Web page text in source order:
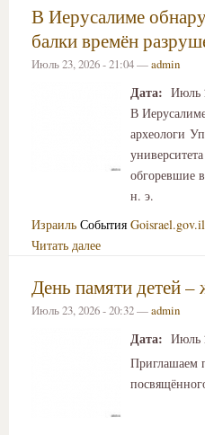
В Иерусалиме
балки времён
Июль 23, 2026 - 21:04 —admin
Дата: Июль
В
археологи
обгоревшие
н. э.
Израиль События Goisrael.gov.il
Читать далее
День памяти детей
Июль 23, 2026 - 20:32 —admin
Дата: Июль
Приглашаем